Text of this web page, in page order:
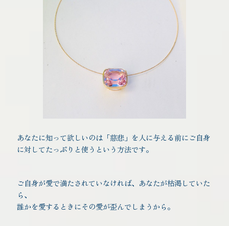
あなたに知って欲しいのは「慈悲」を人に与える前にご自身
に対してたっぷりと使うという方法です。
ご自身が愛で満たされていなければ、あなたが枯渇していた
ら、
誰かを愛するときにその愛が歪んでしまうから。